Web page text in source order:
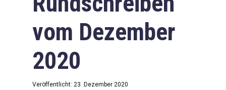
vom Dezember
2020
Veröffentlicht: 23. Dezember 2020